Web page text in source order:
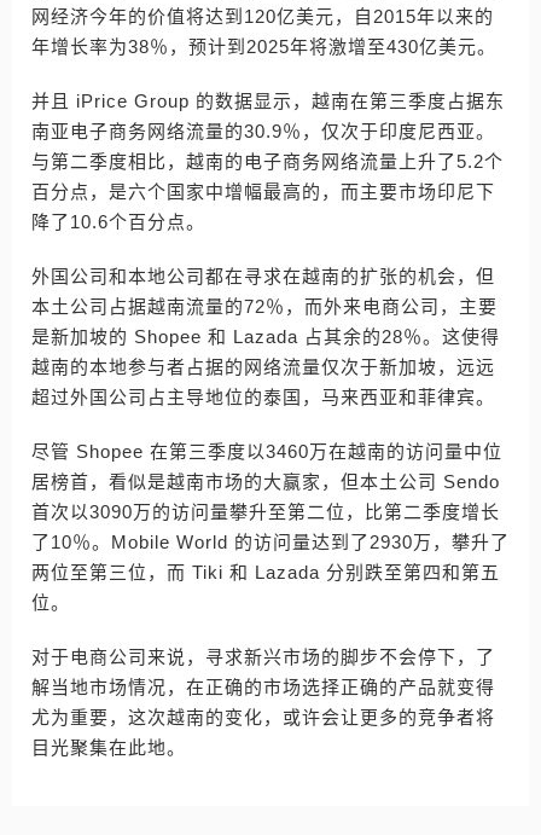
网经济今年的价值将达到120亿美元，自2015年以来的
年增长率为38％，预计到2025年将激增至430亿美元。
并且 iPrice Group 的数据显示，越南在第三季度占据东
南亚电子商务网络流量的30.9％，仅次于印度尼西亚。
与第二季度相比，越南的电子商务网络流量上升了5.2个
百分点，是六个国家中增幅最高的，而主要市场印尼下
降了10.6个百分点。
外国公司和本地公司都在寻求在越南的扩张的机会，但
本土公司占据越南流量的72％，而外来电商公司，主要
是新加坡的 Shopee 和 Lazada 占其余的28％。这使得
越南的本地参与者占据的网络流量仅次于新加坡，远远
超过外国公司占主导地位的泰国，马来西亚和菲律宾。
尽管 Shopee 在第三季度以3460万在越南的访问量中位
居榜首，看似是越南市场的大赢家，但本土公司 Sendo
首次以3090万的访问量攀升至第二位，比第二季度增长
了10％。Mobile World 的访问量达到了2930万，攀升了
两位至第三位，而 Tiki 和 Lazada 分别跌至第四和第五
位。
对于电商公司来说，寻求新兴市场的脚步不会停下，了
解当地市场情况，在正确的市场选择正确的产品就变得
尤为重要，这次越南的变化，或许会让更多的竞争者将
目光聚集在此地。